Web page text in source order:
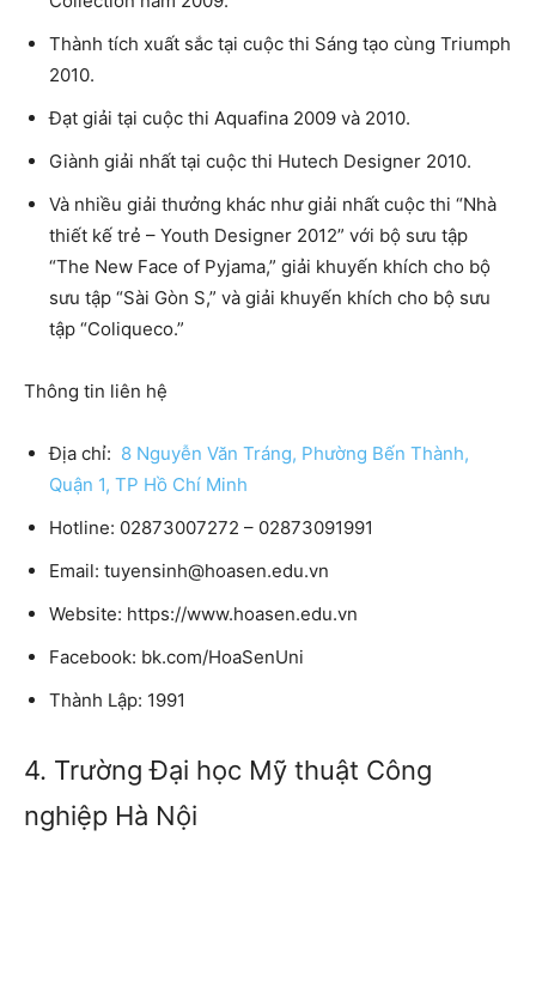
Thành tích xuất sắc tại cuộc thi Sáng tạo cùng Triumph
2010.
Đạt giải tại cuộc thi Aquafina 2009 và 2010.
Giành giải nhất tại cuộc thi Hutech Designer 2010.
Và nhiều giải thưởng khác như giải nhất cuộc thi “Nhà
thiết kế trẻ – Youth Designer 2012” với bộ sưu tập
“The New Face of Pyjama,” giải khuyến khích cho bộ
sưu tập “Sài Gòn S,” và giải khuyến khích cho bộ sưu
tập “Coliqueco.”
Thông tin liên hệ
Địa chỉ: 8 Nguyễn Văn Tráng, Phường Bến Thành,
Quận 1, TP Hồ Chí Minh
Hotline: 02873007272 – 02873091991
Email: tuyensinh@hoasen.edu.vn
Website: https://www.hoasen.edu.vn
Facebook: bk.com/HoaSenUni
Thành Lập: 1991
4. Trường Đại học Mỹ thuật Công
nghiệp Hà Nội